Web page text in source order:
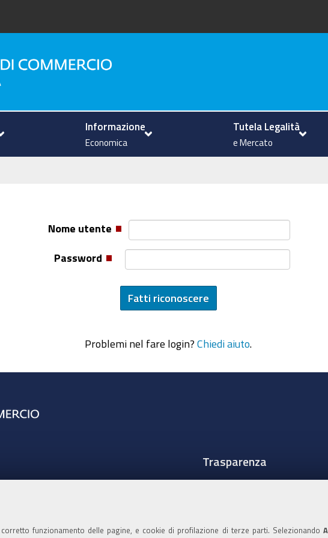
funzionamento delle pagine, e cookie di profilazione di terze parti. Selezionando
Informazione
Economica
Tutela Legalità
e Mercato
Nome utente
Password
Problemi nel fare login? Chiedi aiuto
Trasparenza
Pubblicità Legale